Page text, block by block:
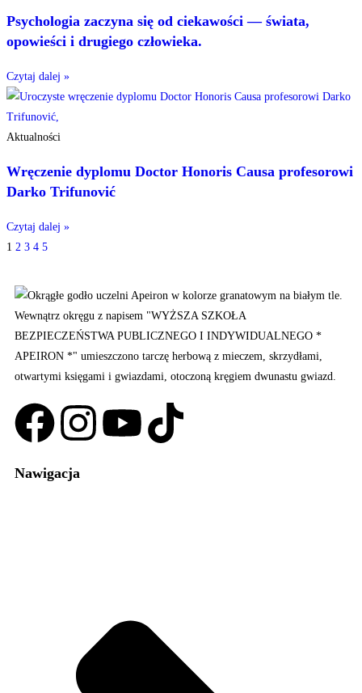
Psychologia zaczyna się od ciekawości — świata,
opowieści i drugiego człowieka.
Czytaj dalej »
Aktualności
Wręczenie dyplomu Doctor Honoris Causa profesorowi
Darko Trifunović
Czytaj dalej »
1 2 3 4 5
Nawigacja